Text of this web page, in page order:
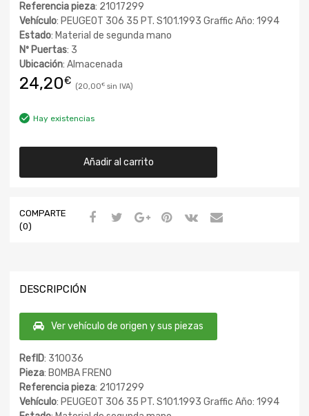
Referencia pieza: 21017299
Vehículo: PEUGEOT 306 35 PT. S101.1993 Graffic Año: 1994
Estado: Material de segunda mano
Nº Puertas: 3
Ubicación: Almacenada
24,20€ 20,00€
Hay existencias
Añadir al carrito
COMPARTE
(0)
DESCRIPCIÓN
Ver vehículo de origen y sus piezas
RefID: 310036
Pieza: BOMBA FRENO
Referencia pieza: 21017299
Vehículo: PEUGEOT 306 35 PT. S101.1993 Graffic Año: 1994